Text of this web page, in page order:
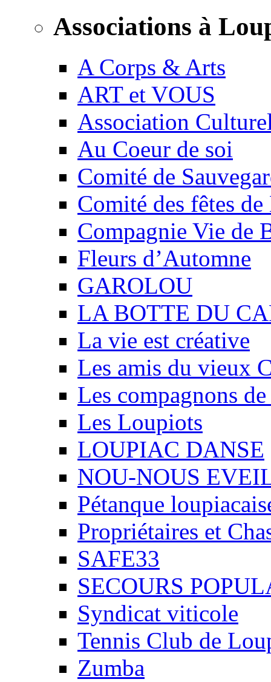
Associations à
A Corps & Arts
ART et VOUS
Association
Au Coeur de soi
Comité de
Comité des fêtes
Compagnie Vie de
Fleurs d’Automne
GAROLOU
LA BOTTE DU
La vie est créative
Les amis du vieux
Les compagnons
Les Loupiots
LOUPIAC DANSE
NOU-NOUS
Pétanque
Propriétaires et
SAFE33
SECOURS
Syndicat viticole
Tennis Club de
Zumba